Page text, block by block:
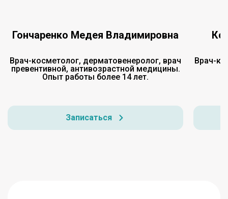
Гончаренко Медея Владимировна
Врач-косметолог, дерматовенеролог, врач
превентивной, антивозрастной медицины.
Опыт работы более 14 лет.
Записаться
Врач-